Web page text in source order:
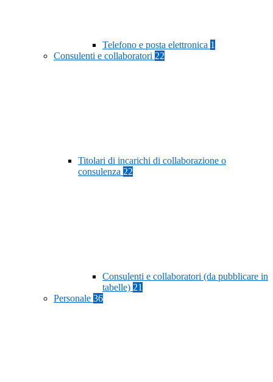
Telefono e posta elettronica 1
Consulenti e collaboratori 22
Titolari di incarichi di collaborazione o
consulenza 22
Consulenti e collaboratori (da pubblicare in
tabelle) 21
Personale 36